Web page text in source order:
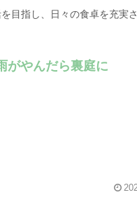
目指し、日々の食卓を充実
がやんだら裏庭に